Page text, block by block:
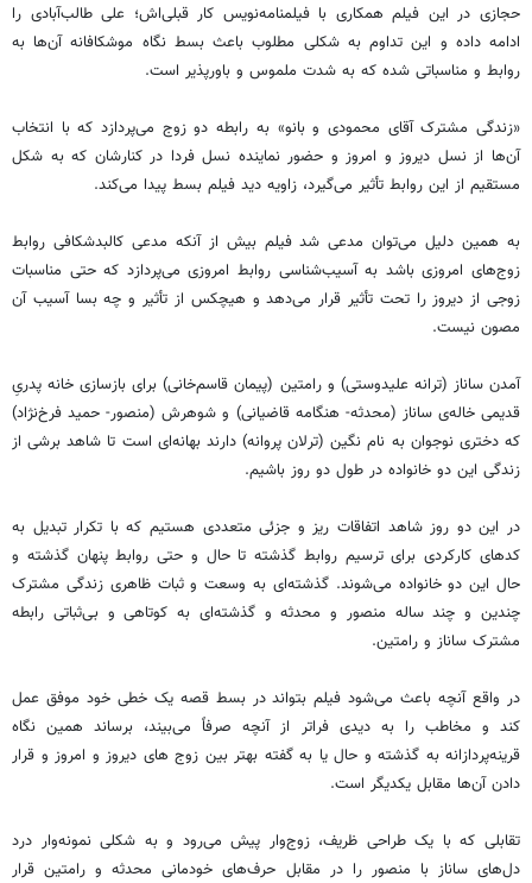
حجازی در این فیلم همکاری با فیلمنامه‌‌نویس کار قبلی‌اش؛ علی‌ طالب‌آبادی را
ادامه داده و این تداوم به شکلی مطلوب باعث بسط نگاه موشکافانه آن‌ها به
روابط و مناسباتی شده که به شدت ملموس و باورپذیر است.
«زندگی مشترک آقای محمودی و بانو» به رابطه دو زوج می‌پردازد که با انتخاب
آن‌ها از نسل دیروز و امروز و حضور نماینده نسل فردا در کنارشان که به شکل
مستقیم از این روابط تأثیر می‌گیرد، زاویه دید فیلم بسط پیدا می‌کند.
به همین دلیل می‌توان مدعی شد فیلم بیش از آنکه مدعی کالبدشکافی روابط
زوج‌های امروزی باشد به آسیب‌شناسی روابط امروزی می‌پردازد که حتی مناسبات
زوجی از دیروز را تحت تأثیر قرار می‌دهد و هیچکس از تأثیر و چه بسا آسیب آن
مصون نیست.
آمدن ساناز (ترانه علیدوستی) و رامتین (پیمان قاسم‌خانی) برای بازسازی خانه پدریِ
قدیمی خاله‌ی ساناز (محدثه- هنگامه قاضیانی) و شوهرش (منصور- حمید فرخ‌نژاد)
که دختری نوجوان به نام نگین (ترلان پروانه) دارند بهانه‌ای است تا شاهد برشی از
زندگی این دو خانواده در طول دو روز باشیم.
در این دو روز شاهد اتفاقات ریز و جزئی متعددی هستیم که با تکرار تبدیل به
کدهای کارکردی برای ترسیم روابط گذشته تا حال و حتی روابط پنهان گذشته و
حال این دو خانواده می‌شوند. گذشته‌ای به وسعت و ثبات ظاهری زندگی مشترک
چندین و چند ساله منصور و محدثه و گذشته‌‌ای به کوتاهی و بی‌ثباتی رابطه
مشترک ساناز و رامتین.
در واقع آنچه باعث می‌شود فیلم بتواند در بسط قصه یک خطی خود موفق عمل
کند و مخاطب را به دیدی فراتر از آنچه صرفاً می‌بیند، برساند همین نگاه
قرینه‌پردازانه به گذشته و حال یا به گفته بهتر بین زوج های دیروز و امروز و قرار
دادن آن‌ها مقابل یکدیگر است.
تقابلی که با یک طراحی ظریف، زوج‌وار پیش می‌رود و به شکلی نمونه‌وار درد
دل‌های ساناز با منصور را در مقابل حرف‌های خودمانی محدثه و رامتین قرار